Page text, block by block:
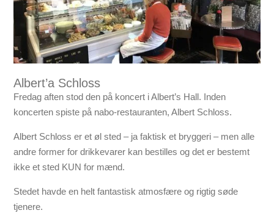
Albert’a Schloss
Fredag aften stod den på koncert i Albert’s Hall. Inden
koncerten spiste på nabo-restauranten, Albert Schloss.
Albert Schloss er et øl sted – ja faktisk et bryggeri – men alle
andre former for drikkevarer kan bestilles og det er bestemt
ikke et sted KUN for mænd.
Stedet havde en helt fantastisk atmosfære og rigtig søde
tjenere.